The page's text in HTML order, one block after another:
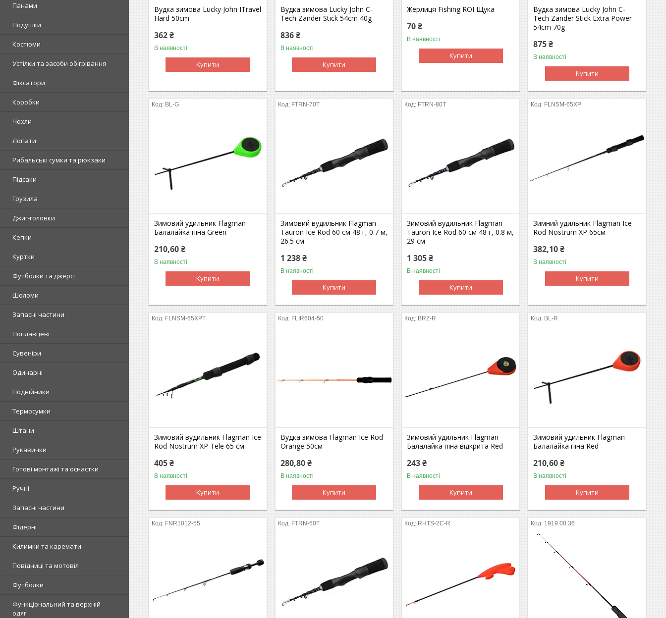
Панами
Подушки
Костюми
Устілки та засоби обігрівання
Фіксатори
Коробки
Чохли
Лопати
Рибальські сумки та рюкзаки
Підсаки
Грузила
Джиг-головки
Кепки
Куртки
Футболки та джерсі
Шоломи
Запасні частини
Поплавцеві
Сувеніри
Одинарні
Подвійники
Термосумки
Штани
Рукавички
Готові монтажі та оснастки
Ручні
Запасні частини
Фідерні
Килимки та каремати
Повідниці та мотовіл
Футболки
Функціональний та верхній
одяг
Вудка зимова Lucky John ITravel
Hard 50cm
362 ₴
В наявності
Купити
Вудка зимова Lucky John C-
Tech Zander Stick 54cm 40g
836 ₴
В наявності
Купити
Жерлиця Fishing ROI Щука
70 ₴
В наявності
Купити
Вудка зимова Lucky John C-
Tech Zander Stick Extra Power
54cm 70g
875 ₴
В наявності
Купити
BL-G
Зимовий удильник Flagman
Балалайка піна Green
210,60 ₴
В наявності
Купити
FTRN-70T
Зимовий вудильник Flagman
Tauron Ice Rod 60 см 48 г, 0.7 м,
26.5 см
1 238 ₴
В наявності
Купити
FTRN-80T
Зимовий вудильник Flagman
Tauron Ice Rod 60 см 48 г, 0.8 м,
29 см
1 305 ₴
В наявності
Купити
FLNSM-65XP
Зимний удильник Flagman Ice
Rod Nostrum XP 65см
382,10 ₴
В наявності
Купити
FLNSM-65XPT
Зимовий вудильник Flagman Ice
Rod Nostrum XP Tele 65 см
405 ₴
В наявності
Купити
FLIR604-50
Вудка зимова Flagman Ice Rod
Orange 50см
280,80 ₴
В наявності
Купити
BRZ-R
Зимовий удильник Flagman
Балалайка піна відкрита Red
243 ₴
В наявності
Купити
BL-R
Зимовий удильник Flagman
Балалайка піна Red
210,60 ₴
В наявності
Купити
FNR1012-55 FTRN-60T RHTS-2C-R 1919.00.36